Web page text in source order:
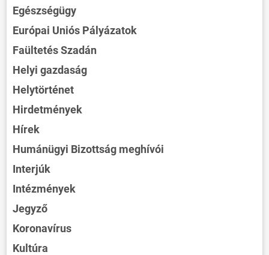
Egészségügy
Európai Uniós Pályázatok
Faültetés Szadán
Helyi gazdaság
Helytörténet
Hirdetmények
Hírek
Humánügyi Bizottság meghívói
Interjúk
Intézmények
Jegyző
Koronavírus
Kultúra